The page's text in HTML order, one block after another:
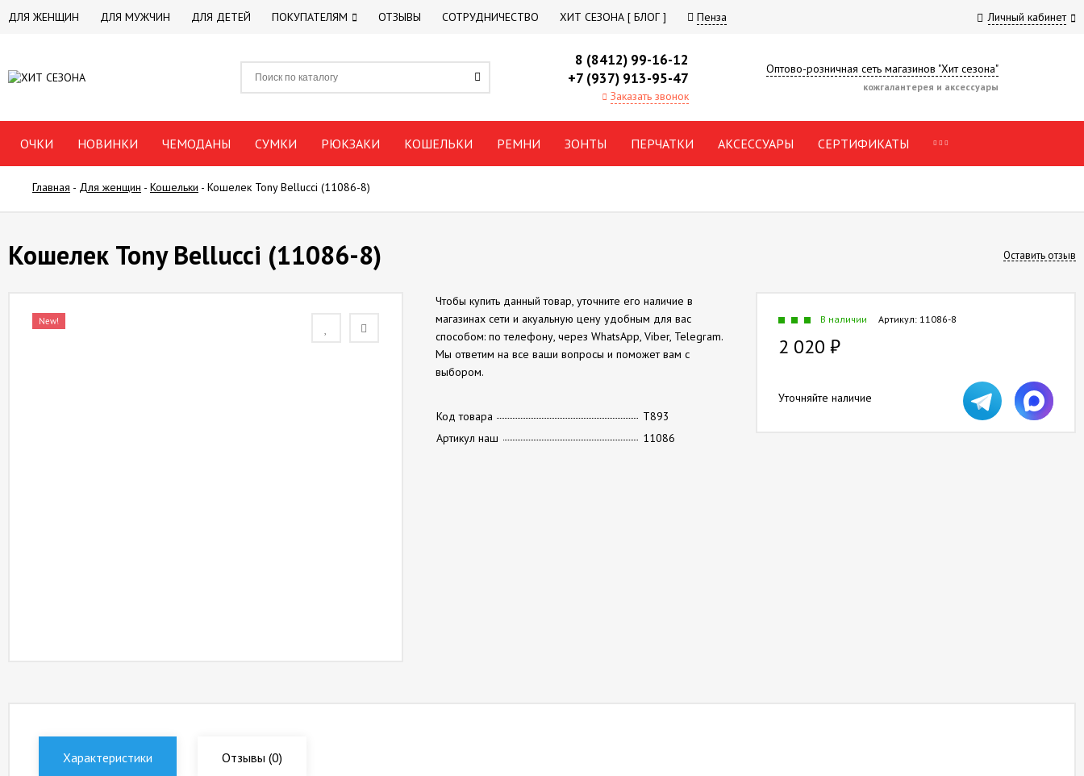
Личный кабинет
ДЛЯ ЖЕНЩИН ДЛЯ МУЖЧИН ДЛЯ ДЕТЕЙ ПОКУПАТЕЛЯМ ОТЗЫВЫ СОТРУДНИЧЕСТВО ХИТ СЕЗОНА [ БЛОГ ] Пенза
8 (8412) 99-16-12
+7 (937) 913-95-47
Заказать звонок
Оптово-розничная сеть магазинов "Хит сезона"
кожгалантерея и аксессуары
ОЧКИ НОВИНКИ ЧЕМОДАНЫ СУМКИ РЮКЗАКИ КОШЕЛЬКИ РЕМНИ ЗОНТЫ ПЕРЧАТКИ АКСЕССУАРЫ СЕРТИФИКАТЫ
Главная - Для женщин - Кошельки - Кошелек Tony Bellucci (11086-8)
Кошелек Tony Bellucci (11086-8) Оставить отзыв
New!
Чтобы купить данный товар, уточните его наличие в
магазинах сети и акуальную цену удобным для вас
способом: по телефону, через WhatsApp, Viber, Telegram.
Мы ответим на все ваши вопросы и поможет вам с
выбором.
Код товара
Т893
Артикул наш
11086
Артикул: 11086-8
В наличии
2 020 ₽
Уточняйте наличие
Характеристики Отзывы (0)